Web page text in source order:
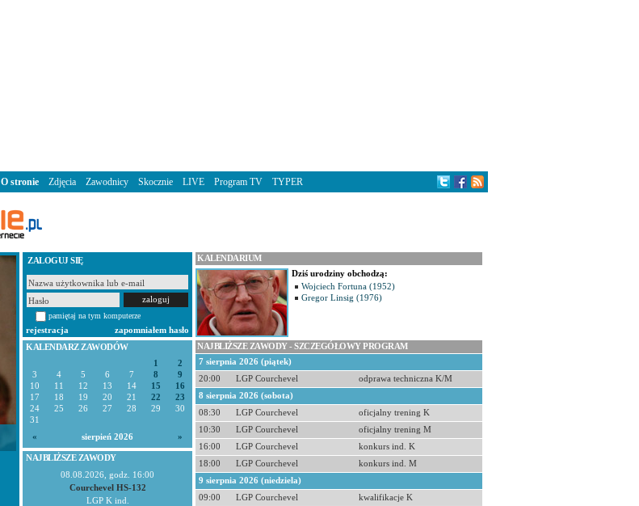
ZALOGUJ SIĘ
pamiętaj na tym komputerze
rejestracja
zapomniałem hasło
KALENDARZ ZAWODÓW
1
2
3
4 5 6 7 8
9
10
11 12 13 14 15
16
17
18 19 20 21 22
23
24
25 26 27 28 29
30
31
«
sierpień 2026 »
NAJBLIŻSZE ZAWODY
08.08.2026, godz. 16:00
Courchevel HS-132
LGP K ind.
KALENDARIUM
Dziś urodziny obchodzą:
Wojciech Fortuna (1952)
Gregor Linsig (1976)
NAJBLIŻSZE ZAWODY - SZCZEGÓŁOWY PROGRAM
7 sierpnia 2026 (piątek)
20:00
LGP Courchevel
odprawa techniczna K/M
8 sierpnia 2026 (sobota)
08:30
LGP Courchevel
oficjalny trening K
10:30
LGP Courchevel
oficjalny trening M
16:00
LGP Courchevel
konkurs ind. K
18:00
LGP Courchevel
konkurs ind. M
9 sierpnia 2026 (niedziela)
09:00
LGP Courchevel
kwalifikacje K
O stronie Zdjęcia Zawodnicy Skocznie LIVE Program TV TYPER